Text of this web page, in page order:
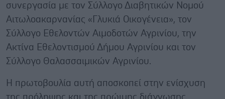
συνεργασία με τον Σύλλογο Διαβητικών Νομού
Αιτωλοακαρνανίας «Γλυκιά Οικογένεια», τον
Σύλλογο Εθελοντών Αιμοδοτών Αγρινίου, την
Ακτίνα Εθελοντισμού Δήμου Αγρινίου και τον
Σύλλογο Θαλασσαιμικών Αγρινίου.
Η πρωτοβουλία αυτή αποσκοπεί στην ενίσχυση
της πρόληψης και της πρώιμης διάγνωσης